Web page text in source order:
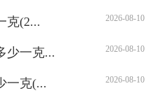
克(2... 2026-08-10
少一克... 2026-08-10
一克(... 2026-08-10